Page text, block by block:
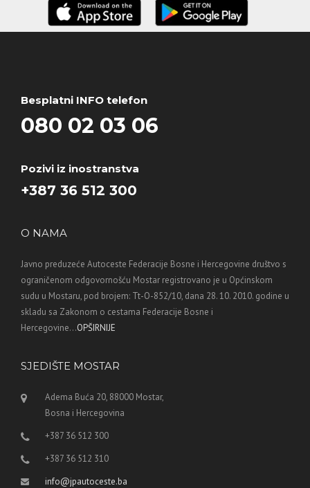
Besplatni INFO telefon
080 02 03 06
Pozivi iz inostranstva
+387 36 512 300
O NAMA
Javno preduzeće Autoceste Federacije Bosne i Hercegovine društvo s
ograničenom odgovornošću Mostar registrovano je u Općinskom
sudu u Mostaru, pod brojem: Tt-O-852/10, dana 28. 10. 2010. godine u
skladu sa Zakonom o cestama Federacije Bosne i
Hercegovine...OPŠIRNIJE
SJEDIŠTE MOSTAR
Adema Buća 20, 88000 Mostar,
Bosna i Hercegovina
+387 36 512 300
+387 36 512 310
info@jpautoceste.ba